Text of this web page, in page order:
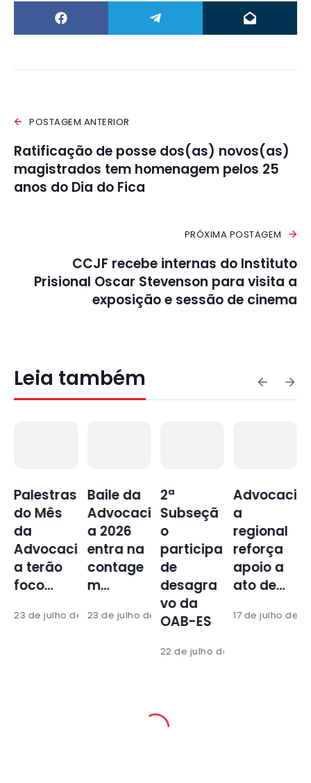
POSTAGEM ANTERIOR
Ratificação de posse dos(as) novos(as)
magistrados tem homenagem pelos 25
anos do Dia do Fica
PRÓXIMA POSTAGEM
CCJF recebe internas do Instituto
Prisional Oscar Stevenson para visita a
exposição e sessão de cinema
Leia também
de 2026
Baile da
Advocaci
entra na
contage
m…
23 de julho de 2026
2ª
Subseçã
o
participa
de
desagra
OAB-ES
22 de julho de 2026
Advocaci
a
regional
reforça
apoio a
ato de…
17 de julho de 2026
Baile
a já…